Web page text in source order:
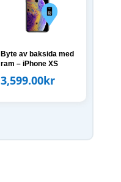
Byte av baksida med
ram – iPhone XS
3,599.00kr